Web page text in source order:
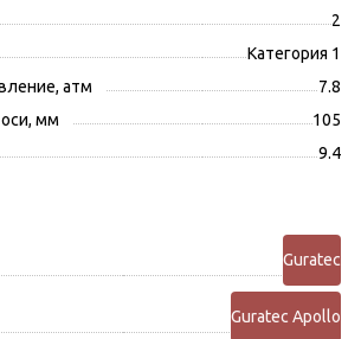
2
Категория 1
атм
7.8
мм
105
9.4
Guratec
Guratec Apollo